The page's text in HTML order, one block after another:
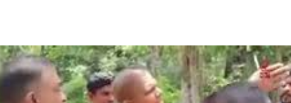
1, 2026 ] New Video: Fact Check on Dr. Devanesan Nesiah’s Remarks